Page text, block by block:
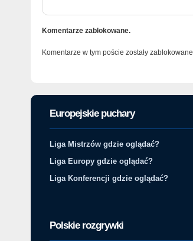
Komentarze zablokowane.
Komentarze w tym poście zostały zablokowane.
Europejskie puchary
Liga Mistrzów gdzie oglądać?
Liga Europy gdzie oglądać?
Liga Konferencji gdzie oglądać?
Polskie rozgrywki